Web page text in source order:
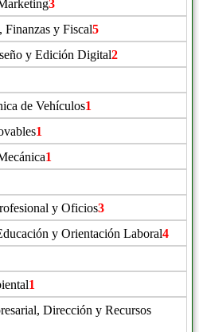
3
Finanzas y Fiscal5
y Edición Digital2
de Vehículos1
1
1
y Oficios3
y Orientación Laboral4
1
Dirección y Recursos